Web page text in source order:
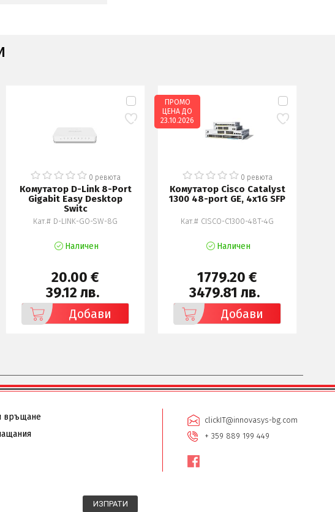
0 ревюта
Комутатор D-Link 8-Port
Gigabit Easy Desktop
Switc
Кат.# D-LINK-GO-SW-8G
Наличен
20.00 €
39.12 лв.
Добави
0 ревюта
Комутатор Cisco Catalyst
1300 48-port GE, 4x1G SFP
Кат.# CISCO-C1300-48T-4G
Наличен
1779.20 €
3479.81 лв.
Добави
ПРОМО
ЦЕНА ДО
23.10.2026
връщане
clickIT@innovasys-bg.com
+ 359 889 199 449